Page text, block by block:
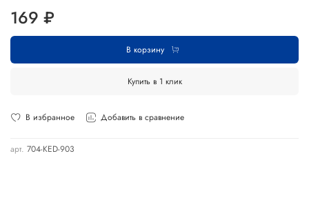
В избранное Добавить в сравнение
арт. 704-KED-903
169 ₽
В корзину
Купить в 1 клик